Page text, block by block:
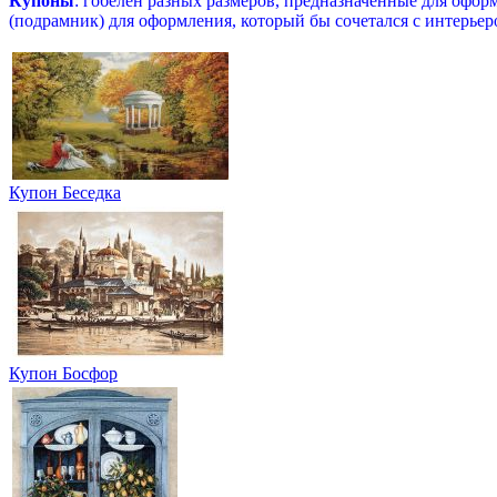
(подрамник) для оформления, который бы сочетался с
Купон Беседка
Купон Босфор